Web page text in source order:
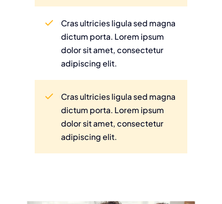
Cras ultricies ligula sed magna
dictum porta. Lorem ipsum
dolor sit amet, consectetur
adipiscing elit.
Cras ultricies ligula sed magna
dictum porta. Lorem ipsum
dolor sit amet, consectetur
adipiscing elit.